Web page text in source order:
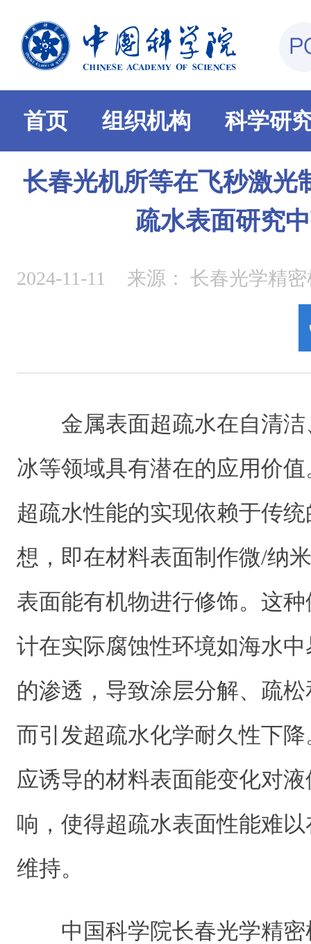
首页 组织机构 科学研
长春光机所等在飞秒激光
疏水表面研究
2024-11-11 来源： 长春光学精
金属表面超疏水在自清
冰等领域具有潜在的应用价
超疏水性能的实现依赖于传
想，即在材料表面制作微/纳
表面能有机物进行修饰。这
计在实际腐蚀性环境如海水
的渗透，导致涂层分解、疏
而引发超疏水化学耐久性下
应诱导的材料表面能变化对
响，使得超疏水表面性能难
维持。
中国科学院长春光学精